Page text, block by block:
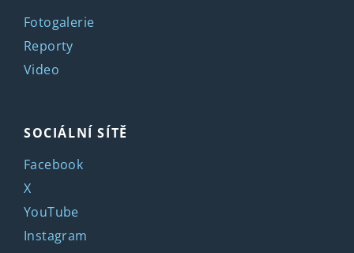
Fotogalerie
Reporty
Video
SOCIÁLNÍ SÍTĚ
Facebook
X
YouTube
Instagram